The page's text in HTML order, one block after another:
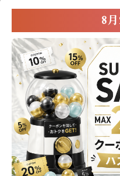
User’s Review
お客様の声
4
★3
2
★1
レビュ
8